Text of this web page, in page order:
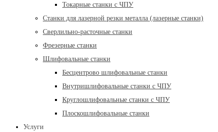
Токарные станки с ЧПУ
Станки для лазерной резки металла (лазерные станки)
Сверлильно-расточные станки
Фрезерные станки
Шлифовальные станки
Бесцентрово шлифовальные станки
Внутришлифовальные станки с ЧПУ
Круглошлифовальные станки с ЧПУ
Плоскошлифовальные станки
Услуги